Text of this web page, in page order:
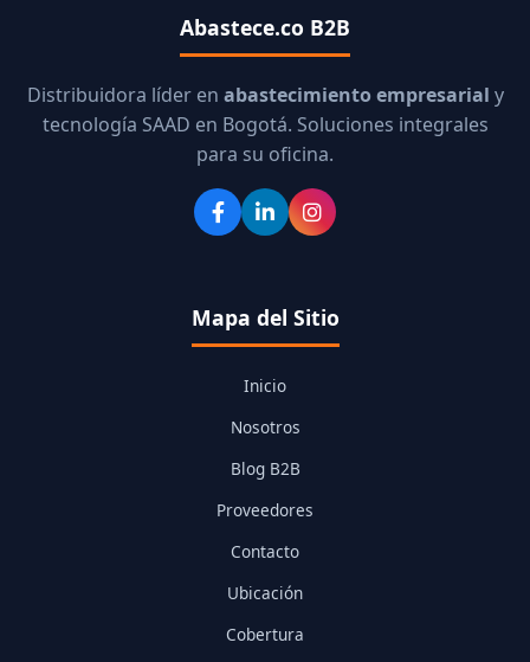
Abastece.co B2B
Distribuidora líder en abastecimiento empresarial y
tecnología SAAD en Bogotá. Soluciones integrales
para su oficina.
Mapa del Sitio
Inicio
Nosotros
Blog B2B
Proveedores
Contacto
Ubicación
Cobertura